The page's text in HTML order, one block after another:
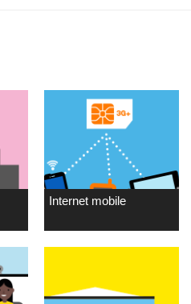
Internet mobile